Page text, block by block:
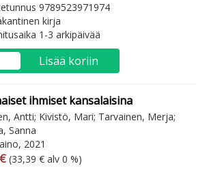
9789523971974
kirja
1-3 arkipäivää
Lisää koriin
ihmiset kansalaisina
Antti; Kivistö, Mari; Tarvainen, Merja;
Sanna
2021
hinta
Arvonlisäveroton hinta
(33,39 € alv 0 %)